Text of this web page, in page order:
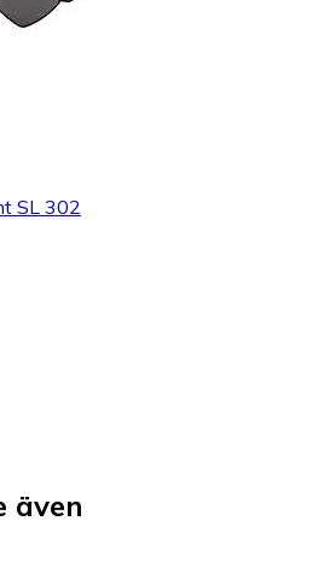
SL 302
även